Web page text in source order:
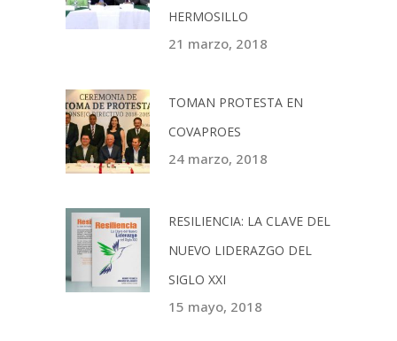
HERMOSILLO
21 marzo, 2018
TOMAN PROTESTA EN
COVAPROES
24 marzo, 2018
RESILIENCIA: LA CLAVE DEL
NUEVO LIDERAZGO DEL
SIGLO XXI
15 mayo, 2018